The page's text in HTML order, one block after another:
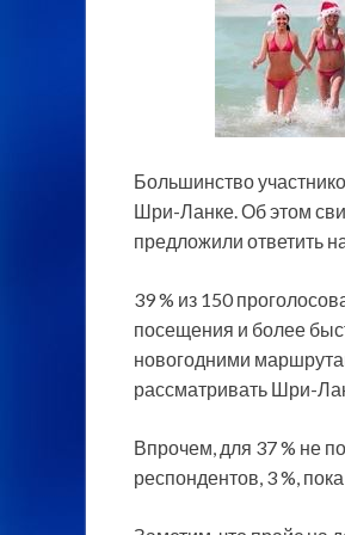
Большинство
Шри-Ланке. Об этом
предложили ответить
39 % из 150
посещения и более
новогодними
рассматривать Шри-
Впрочем, для 37 % не
респондентов, 3 %,